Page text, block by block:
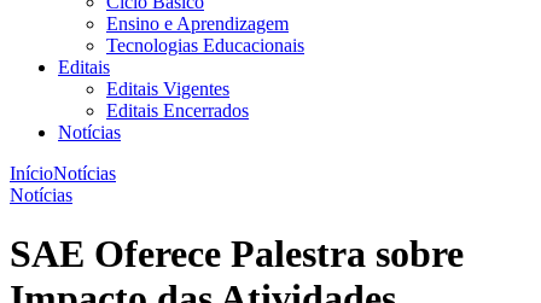
Ensino e Aprendizagem
Tecnologias Educacionais
Editais
Editais Vigentes
Editais Encerrados
Notícias
InícioNotícias
Notícias
SAE Oferece Palestra sobre